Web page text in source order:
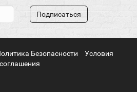
Подписаться
Безопасности
Условия
соглашения